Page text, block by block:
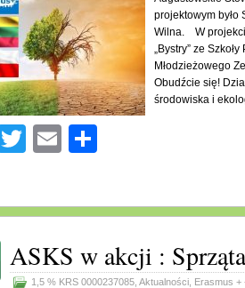
projektowym
Wilna. W
„Bystry” ze
Młodzieżowego
Obudźcie się!
środowiska i
Facebook
TwitterEmail
ASKS w akcji :
1,5 % KRS 0000237085 Aktualności Erasmus +